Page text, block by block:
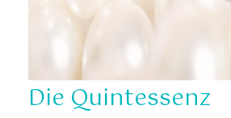
Die Quintessenz